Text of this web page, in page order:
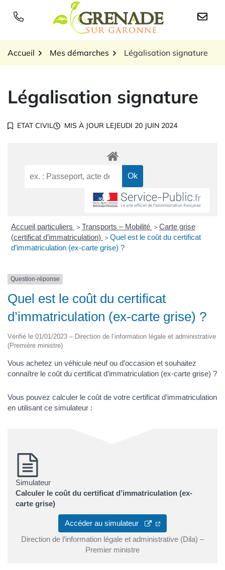
Logo Grenade sur
Accueil Mes démarches Légalisation signature
Légalisation signature
ETAT CIVIL MIS À JOUR LEJEUDI 20 JUIN 2024
Accueil particuliers > Transports – Mobilité > Carte grise
(certificat d’immatriculation) > Quel est le coût du certificat
d’immatriculation (ex-carte grise) ?
Question-réponse
Quel est le coût du certificat
d’immatriculation (ex-carte grise) ?
Vérifié le 01/01/2023 – Direction de l’information légale et administrative
(Première ministre)
Vous achetez un véhicule neuf ou d’occasion et souhaitez
connaître le coût du certificat d’immatriculation (ex-carte grise) ?
Vous pouvez calculer le coût de votre certificat d’immatriculation
en utilisant ce simulateur :
Simulateur
Calculer le coût du certificat d’immatriculation (ex-
carte grise)
Accéder au simulateur
Direction de l’information légale et administrative (Dila) –
Premier ministre